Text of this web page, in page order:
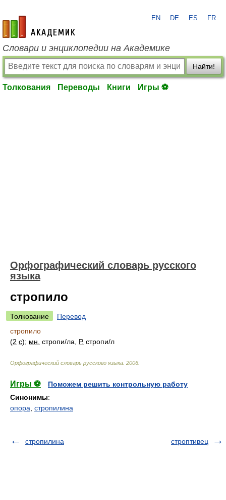
academic.ru
EN DE ES FR
Словари и энциклопедии на Академике
Найти!
Толкования Переводы Книги Игры ⚽
Орфографический словарь русского
языка
стропило
Толкование
Перевод
стропило
(2 с); мн. стропи/ла, Р. стропи/л
Орфографический словарь русского языка 2006
Игры ⚽
Поможем решить контрольную работу
Синонимы:
опора стропилина
стропилина строптивец